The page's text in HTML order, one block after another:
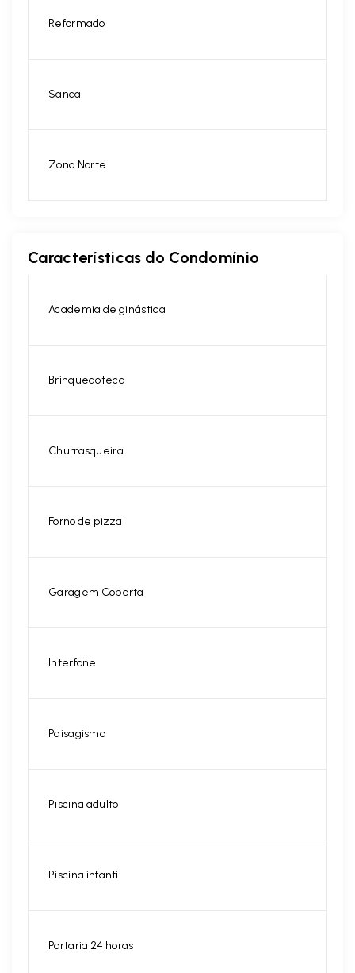
Reformado
Sanca
Zona Norte
Características do Condomínio
Academia de ginástica
Brinquedoteca
Churrasqueira
Forno de pizza
Garagem Coberta
Interfone
Paisagismo
Piscina adulto
Piscina infantil
Portaria 24 horas